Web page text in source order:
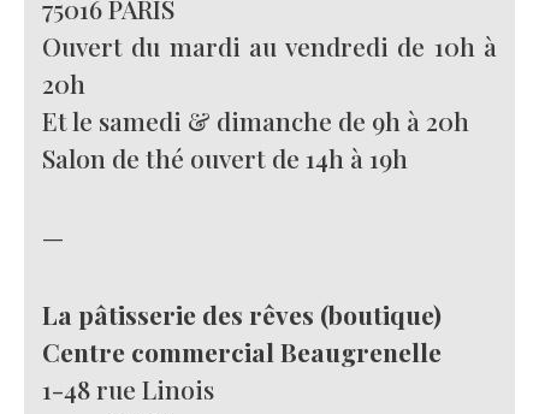
75016 PARIS
Ouvert du mardi au vendredi de 10h à
20h
Et le samedi & dimanche de 9h à 20h
Salon de thé ouvert de 14h à 19h
—
La pâtisserie des rêves (boutique)
Centre commercial Beaugrenelle
1-48 rue Linois